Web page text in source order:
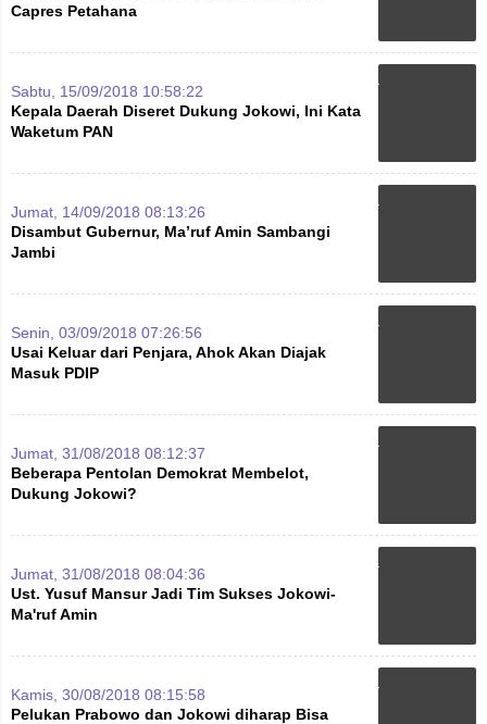
Capres Petahana
Sabtu, 15/09/2018 10:58:22
Kepala Daerah Diseret Dukung Jokowi, Ini Kata
Waketum PAN
Jumat, 14/09/2018 08:13:26
Disambut Gubernur, Ma’ruf Amin Sambangi
Jambi
Senin, 03/09/2018 07:26:56
Usai Keluar dari Penjara, Ahok Akan Diajak
Masuk PDIP
Jumat, 31/08/2018 08:12:37
Beberapa Pentolan Demokrat Membelot,
Dukung Jokowi?
Jumat, 31/08/2018 08:04:36
Ust. Yusuf Mansur Jadi Tim Sukses Jokowi-
Ma'ruf Amin
Kamis, 30/08/2018 08:15:58
Pelukan Prabowo dan Jokowi diharap Bisa